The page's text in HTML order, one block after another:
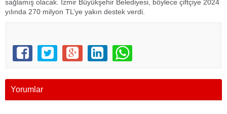
sağlamış olacak. İzmir Büyükşehir Belediyesi, böylece çiftçiye 2024
yılında 270 milyon TL’ye yakın destek verdi.
Yorumlar